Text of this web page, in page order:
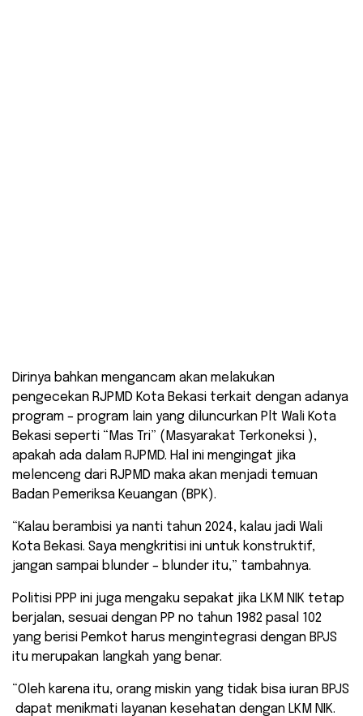
Dirinya bahkan mengancam akan melakukan
pengecekan RJPMD Kota Bekasi terkait dengan adanya
program – program lain yang diluncurkan Plt Wali Kota
Bekasi seperti “Mas Tri” (Masyarakat Terkoneksi ),
apakah ada dalam RJPMD. Hal ini mengingat jika
melenceng dari RJPMD maka akan menjadi temuan
Badan Pemeriksa Keuangan (BPK).
“Kalau berambisi ya nanti tahun 2024, kalau jadi Wali
Kota Bekasi. Saya mengkritisi ini untuk konstruktif,
jangan sampai blunder – blunder itu,” tambahnya.
Politisi PPP ini juga mengaku sepakat jika LKM NIK tetap
berjalan, sesuai dengan PP no tahun 1982 pasal 102
yang berisi Pemkot harus mengintegrasi dengan BPJS
itu merupakan langkah yang benar.
“Oleh karena itu, orang miskin yang tidak bisa iuran BPJS
dapat menikmati layanan kesehatan dengan LKM NIK.